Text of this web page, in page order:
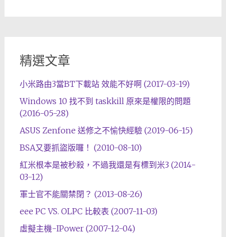
精選文章
小米路由3當BT下載站 效能不好啊 (2017-03-19)
Windows 10 找不到 taskkill 原來是權限的問題
(2016-05-28)
ASUS Zenfone 送修之不愉快經驗 (2019-06-15)
BSA又要抓盜版囉！ (2010-08-10)
紅米根本是被秒殺，不過我還是有標到米3 (2014-
03-12)
軍士官不能關禁閉？ (2013-08-26)
eee PC VS. OLPC 比較表 (2007-11-03)
虛擬主機-IPower (2007-12-04)